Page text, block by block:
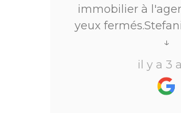
immobilier à
yeux
tout au long du
réactive, elle a
toutes mes
24h par
↓
il y a 3